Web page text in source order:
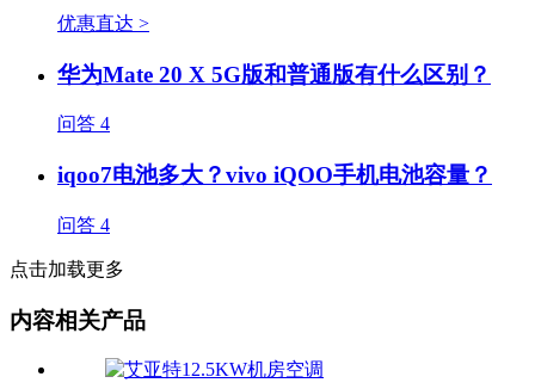
优惠直达 >
华为Mate 20 X 5G版和普通版有什么区别？
问答 4
iqoo7电池多大？vivo iQOO手机电池容量？
问答 4
点击加载更多
内容相关产品